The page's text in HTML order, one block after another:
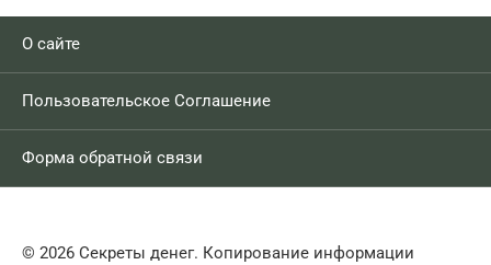
О сайте
Пользовательское Соглашение
Форма обратной связи
© 2026 Секреты денег. Копирование информации